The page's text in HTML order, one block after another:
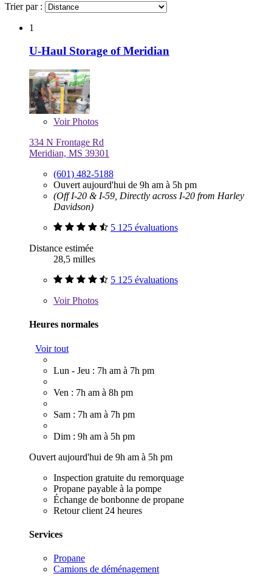
Trier par :
1
U-Haul Storage of Meridian
VoirPhotos
334 N Frontage Rd
Meridian, MS 39301
(601) 482-5188
Ouvert aujourd'hui de 9h am à 5h pm
(Off I-20 & I-59, Directly across I-20 from Harley
Davidson)
5 125 évaluations
Distance estimée
28,5 milles
5 125 évaluations
VoirPhotos
Heures normales
Voir tout
Lun - Jeu : 7h am à 7h pm
Ven : 7h am à 8h pm
Sam : 7h am à 7h pm
Dim : 9h am à 5h pm
Ouvert aujourd'hui de 9h am à 5h pm
Inspection gratuite du remorquage
Propane payable à la pompe
Échange de bonbonne de propane
Retour client 24 heures
Services
Propane
Camions de déménagement